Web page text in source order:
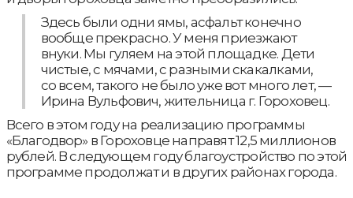
Здесь были одни ямы, асфальт конечно
вообще прекрасно. У меня приезжают
внуки. Мы гуляем на этой площадке. Дети
чистые, с мячами, с разными скакалками,
со всем, такого не было уже вот много лет, —
Ирина Вульфович, жительница г. Гороховец.
Всего в этом году на реализацию программы
«Благодвор» в Гороховце направят 12,5 миллионов
рублей. В следующем году благоустройство по этой
программе продолжат и в других районах города.